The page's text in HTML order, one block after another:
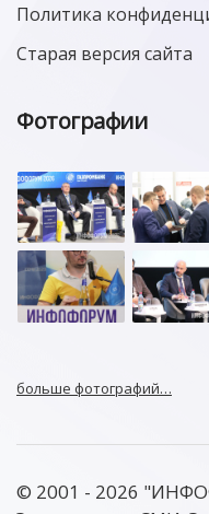
Политика
Старая версия сайта
Фотографии
больше фотографий…
© 2001 - 2026